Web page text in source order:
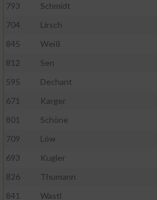
793
Schmidt
704
Lirsch
845
Weiß
812
Sen
595
Dechant
671
Karger
801
Schöne
709
Löw
693
Kugler
826
Thumann
841
Wastl